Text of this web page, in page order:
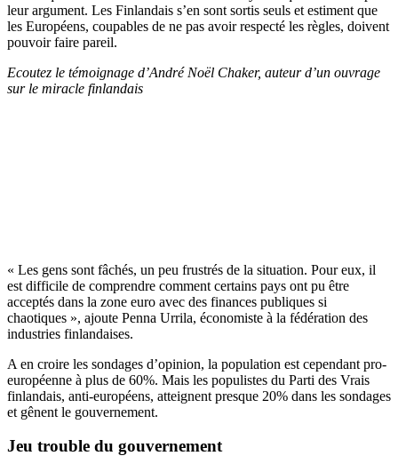
leur argument. Les Finlandais s’en sont sortis seuls et estiment que
les Européens, coupables de ne pas avoir respecté les règles, doivent
pouvoir faire pareil.
Ecoutez le témoignage d’André Noël Chaker, auteur d’un ouvrage
sur le miracle finlandais
« Les gens sont fâchés, un peu frustrés de la situation. Pour eux, il
est difficile de comprendre comment certains pays ont pu être
acceptés dans la zone euro avec des finances publiques si
chaotiques », ajoute Penna Urrila, économiste à la fédération des
industries finlandaises.
A en croire les sondages d’opinion, la population est cependant pro-
européenne à plus de 60%. Mais les populistes du Parti des Vrais
finlandais, anti-européens, atteignent presque 20% dans les sondages
et gênent le gouvernement.
Jeu trouble du gouvernement